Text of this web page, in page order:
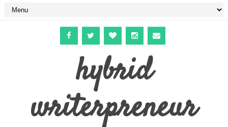
hybrid
writerpreneur